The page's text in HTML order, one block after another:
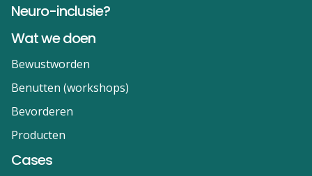
Neuro-inclusie?
Wat we doen
Bewustworden
Benutten (workshops)
Bevorderen
Producten
Cases